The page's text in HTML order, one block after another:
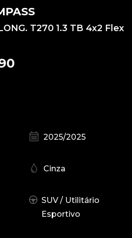
T270 1.3 TB 4x2 Flex
2025/2025
Cinza
SUV / Utilitário
Esportivo